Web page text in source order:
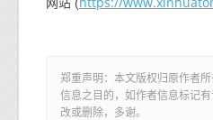
郑重声明：本文版权归原作者
信息之目的，如作者信息标记
改或删除，多谢。